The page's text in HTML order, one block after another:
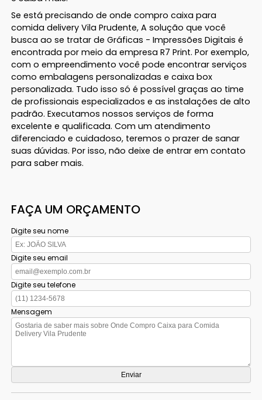
Se está precisando de onde compro caixa para
comida delivery Vila Prudente, A solução que você
busca ao se tratar de Gráficas - Impressões Digitais é
encontrada por meio da empresa R7 Print. Por exemplo,
com o empreendimento você pode encontrar serviços
como embalagens personalizadas e caixa box
personalizada. Tudo isso só é possível graças ao time
de profissionais especializados e as instalações de alto
padrão. Executamos nossos serviços de forma
excelente e qualificada. Com um atendimento
diferenciado e cuidadoso, teremos o prazer de sanar
suas dúvidas. Por isso, não deixe de entrar em contato
para saber mais.
FAÇA UM ORÇAMENTO
Digite seu nome
Digite seu email
Digite seu telefone
Mensagem